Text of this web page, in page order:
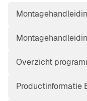
Overzicht
Productinformatie